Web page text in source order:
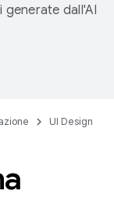
dall'AI
UI Design